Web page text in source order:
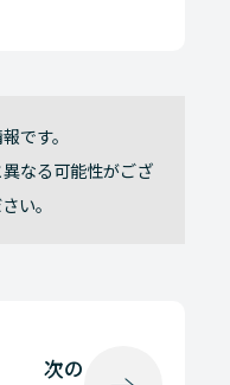
です。
なる可能性がござ
い。
次の